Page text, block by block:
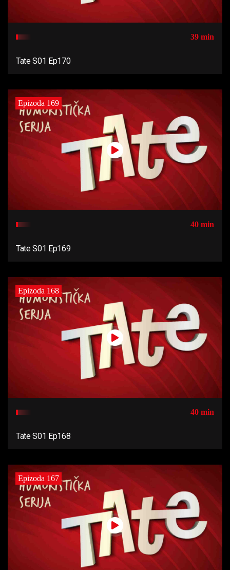
39 min
Tate S01 Ep170
Epizoda 169
40 min
Tate S01 Ep169
Epizoda 168
40 min
Tate S01 Ep168
Epizoda 167